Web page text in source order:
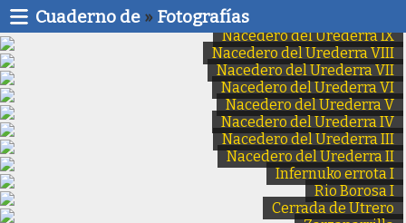
Cuaderno de » Fotografías
Nacedero del Urederra IX
Nacedero del Urederra VIII
Nacedero del Urederra VII
Nacedero del Urederra VI
Nacedero del Urederra V
Nacedero del Urederra IV
Nacedero del Urederra III
Nacedero del Urederra II
Infernuko errota I
Rio Borosa I
Cerrada de Utrero